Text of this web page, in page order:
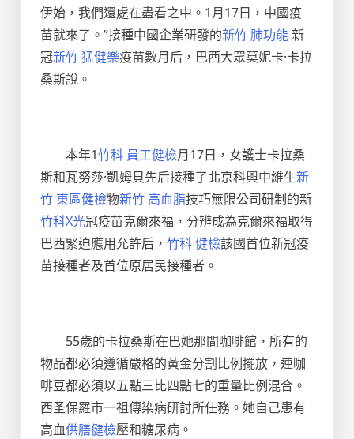
伊始，我們還處在盡看之中。1月17日，中國疫
苗就來了。”接種中國企業研發的新竹 肺功能新
冠新竹 猛健樂疫苗數月后，巴西大眾莫妮卡·卡拉
桑斯說。
本年1竹科 員工健檢月17日，女護士卡拉桑
斯和瓦努莎·凱姆貝先后接種了北京科興中維生新
竹 東區健檢物新竹 高血脂技巧無限公司研制的新
竹科X光冠疫苗克爾來福，分辨成為克爾來福取得
巴西緊迫應用允許后， 竹科 健檢該國首位新冠疫
苗接種者及首位原居民接種者。
55歲的卡拉桑斯在巴她那間咖啡館，所有的
物品都必須遵循嚴格的黃金分割比例擺放，連咖
啡豆都必須以五點三比四點七的重量比例混合。
西圣保羅市一祖傳染病研討所任務。她自己患有
高血供膳健檢壓和糖尿病。